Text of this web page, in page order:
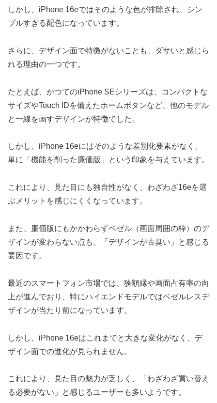
しかし、iPhone 16eではそのような色が排除され、シン
プルすぎる配色になっています。
さらに、デザイン面で特徴がないことも、ダサいと感じら
れる理由の一つです。
たとえば、かつてのiPhone SEシリーズは、コンパクトな
サイズやTouch IDを備えたホームボタンなど、他のモデル
と一線を画すデザインが特徴でした。
しかし、iPhone 16eにはそのような差別化要素がなく、
単に「機能を削った廉価版」という印象を与えています。
これにより、見た目にも独自性がなく、わざわざ16eを選
ぶメリットを感じにくくなっています。
また、廉価版にもかかわらずベゼル（画面周囲の枠）のデ
ザインが変わらない点も、「デザインが古臭い」と感じる
要因です。
最近のスマートフォン市場では、狭額縁や画面占有率の向
上が進んでおり、特にハイエンドモデルではベゼルレスデ
ザインが当たり前になっています。
しかし、iPhone 16eはこれまでと大きな変化がなく、デ
ザイン面での進化が見られません。
これにより、見た目の魅力が乏しく、「わざわざ買い替え
る必要がない」と感じるユーザーも多いようです。